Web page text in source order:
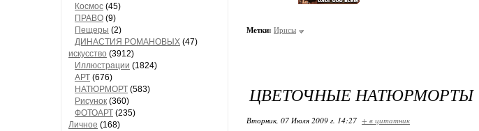
Космос (45)
ПРАВО (9)
Пещеры (2)
ДИНАСТИЯ РОМАНОВЫХ (47)
искусство (3912)
Иллюстрации (1824)
АРТ (676)
НАТЮРМОРТ (583)
Рисунок (360)
ФОТОАРТ (235)
Личное (168)
Метки: Ирисы
ЦВЕТОЧНЫЕ НАТЮРМОРТЫ
Вторник, 07 Июля 2009 г. 14:27 + в цитатник